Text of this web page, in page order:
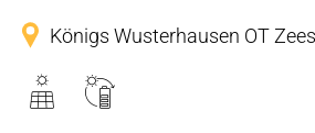
Königs Wusterhausen OT